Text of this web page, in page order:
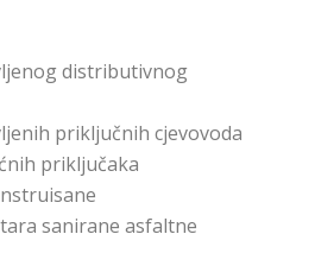
distributivnog
priključnih cjevovoda
priključaka
sanirane asfaltne